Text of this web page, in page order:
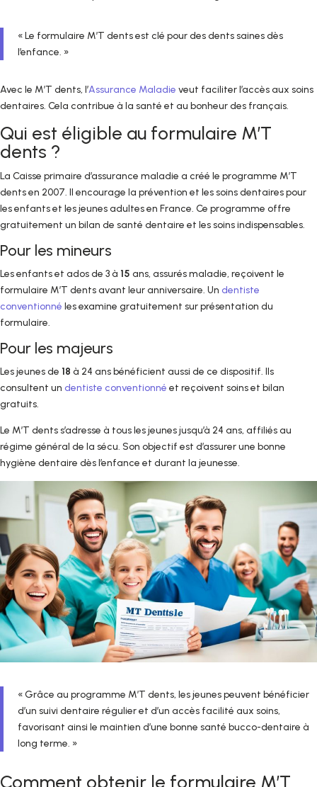
« Le formulaire M’T dents est clé pour des dents saines dès
l’enfance. »
Avec le M’T dents, l’Assurance Maladie veut faciliter l’accès aux soins
dentaires. Cela contribue à la santé et au bonheur des français.
Qui est éligible au formulaire M’T
dents ?
La Caisse primaire d’assurance maladie a créé le programme M’T
dents en 2007. Il encourage la prévention et les soins dentaires pour
les enfants et les jeunes adultes en France. Ce programme offre
gratuitement un bilan de santé dentaire et les soins indispensables.
Pour les mineurs
Les enfants et ados de 3 à 15 ans, assurés maladie, reçoivent le
formulaire M’T dents avant leur anniversaire. Un dentiste
conventionné les examine gratuitement sur présentation du
formulaire.
Pour les majeurs
Les jeunes de 18 à 24 ans bénéficient aussi de ce dispositif. Ils
consultent un dentiste conventionné et reçoivent soins et bilan
gratuits.
Le M’T dents s’adresse à tous les jeunes jusqu’à 24 ans, affiliés au
régime général de la sécu. Son objectif est d’assurer une bonne
hygiène dentaire dès l’enfance et durant la jeunesse.
« Grâce au programme M’T dents, les jeunes peuvent bénéficier
d’un suivi dentaire régulier et d’un accès facilité aux soins,
favorisant ainsi le maintien d’une bonne santé bucco-dentaire à
long terme. »
Comment obtenir le formulaire M’T